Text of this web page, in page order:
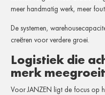
meer handmatig werk, meer
De systemen,
creëren voor verdere groei.
Logistiek die
merk meegroeit
Voor JANZEN ligt de focus op